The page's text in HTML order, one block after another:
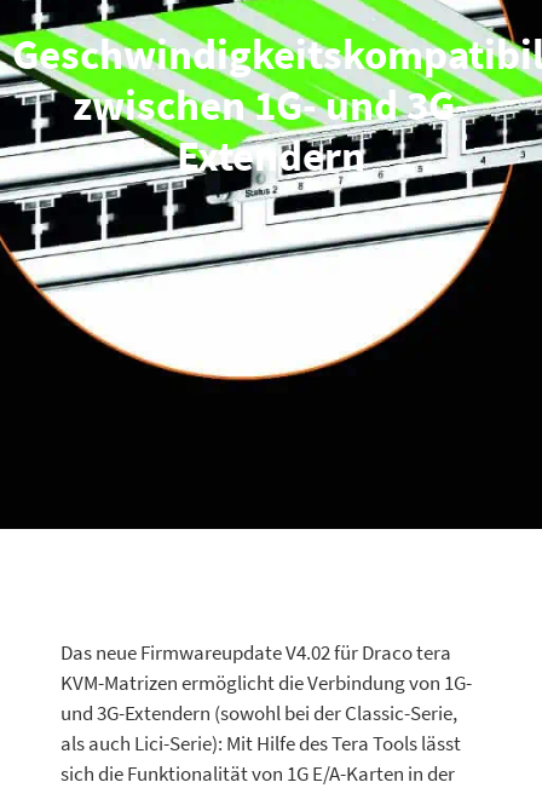
zwischen 1G- und 3G-
Extendern
Das neue Firmwareupdate V4.02für Draco tera
KVM-Matrizen ermöglicht die Verbindung von 1G-
und 3G-Extendern (sowohl bei der Classic-Serie,
als auch Lici-Serie): Mit Hilfe des Tera Tools lässt
sich die Funktionalität von 1G E/A-Karten in der